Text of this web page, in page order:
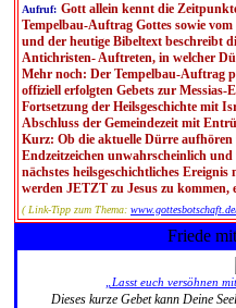
Aufruf: Gott allein kennt die
Tempelbau-Auftrag Gottes sowie
und der heutige Bibeltext beschreibt
Antichristen- Auftreten, in welcher
Mehr noch: Der Tempelbau-Auftrag
offiziell erfolgten Gebets zur
Fortsetzung der Heilsgeschichte mit
Abschluss der Gemeindezeit mit
Kurz: Ob die aktuelle Dürre
Endzeitzeichen unwahrscheinlich
nächstes heilsgeschichtliches
werden JETZT zu Jesus zu kommen,
( Link-Tipp zum Thema:
Friede
„Lasst euch versöhnen
Dieses kurze Gebet kann Deine